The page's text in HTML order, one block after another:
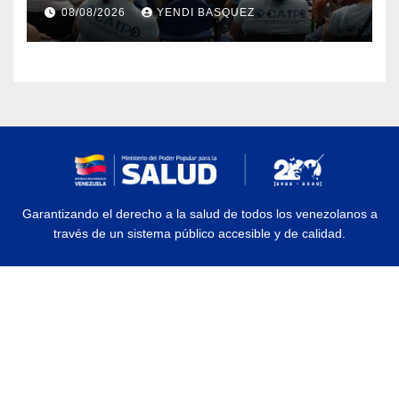
discapacidad
08/08/2026 YENDI BASQUEZ
Garantizando el derecho a la salud de todos los venezolanos a
través de un sistema público accesible y de calidad.